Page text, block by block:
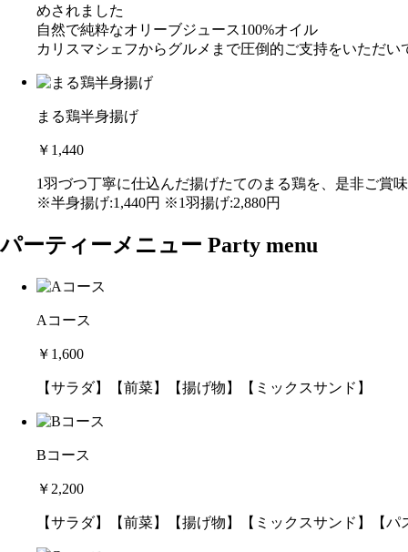
めされました
自然で純粋なオリーブジュース100%オイル
カリスマシェフからグルメまで圧倒的ご支持をいただい
まる鶏半身揚げ
￥1,440
1羽づつ丁寧に仕込んだ揚げたてのまる鶏を、是非ご賞
※半身揚げ:1,440円 ※1羽揚げ:2,880円
パーティーメニュー Party menu
Aコース
￥1,600
【サラダ】【前菜】【揚げ物】【ミックスサンド】
Bコース
￥2,200
【サラダ】【前菜】【揚げ物】【ミックスサンド】【パ